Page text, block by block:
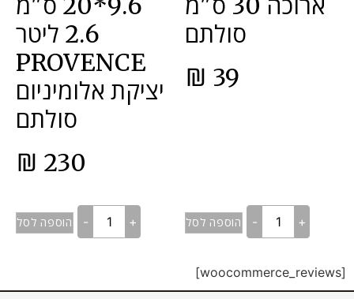
סולתם
39
₪
+
- הוספה לסל
2.6 ליטר
PROVENCE
יציקת אלומיניום
סולתם
230
₪
+
- הוספה לסל
[woocommerce_reviews]